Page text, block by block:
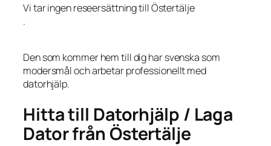
Vi tar ingen reseersättning till Östertälje
.
Den som kommer hem till dig har svenska som
modersmål och arbetar professionellt med
datorhjälp.
Hitta till Datorhjälp / Laga
Dator från Östertälje